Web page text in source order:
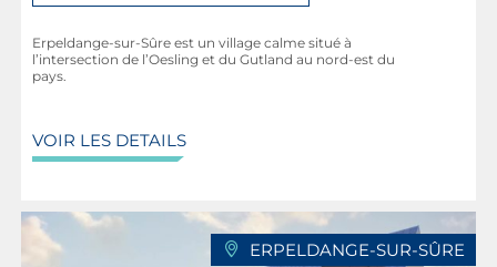
Erpeldange-sur-Sûre est un village calme situé à
l’intersection de l’Oesling et du Gutland au nord-est du
pays.
VOIR LES DETAILS
ERPELDANGE-SUR-SÛRE